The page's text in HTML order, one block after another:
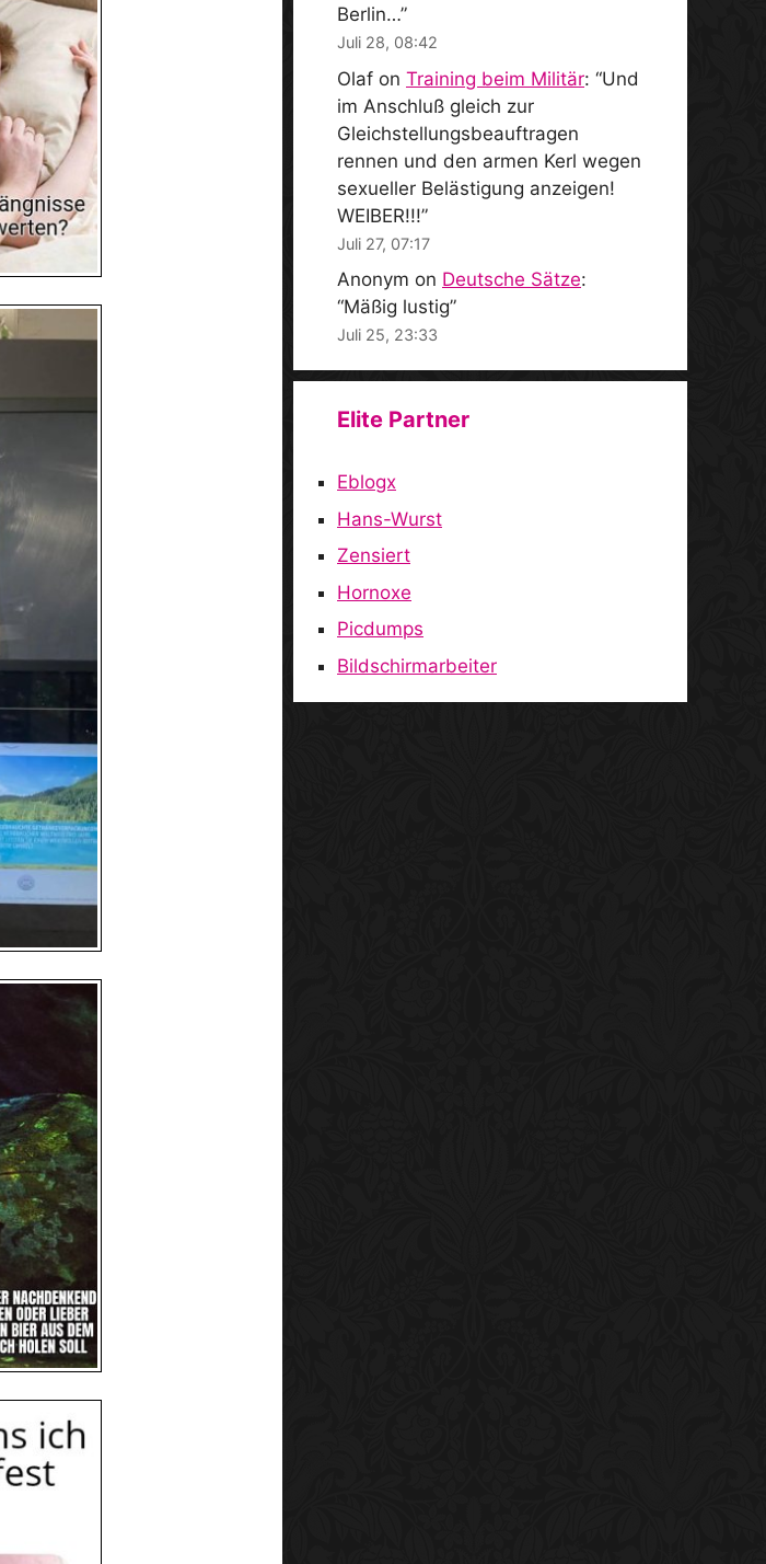
Berlin…”
Juli 28, 08:42
Olaf on Training beim Militär: “Und
im Anschluß gleich zur
Gleichstellungsbeauftragen
rennen und den armen Kerl wegen
sexueller Belästigung anzeigen!
WEIBER!!!”
Juli 27, 07:17
Anonym on Deutsche Sätze:
“Mäßig lustig”
Juli 25, 23:33
Elite Partner
Eblogx
Hans-Wurst
Zensiert
Hornoxe
Picdumps
Bildschirmarbeiter